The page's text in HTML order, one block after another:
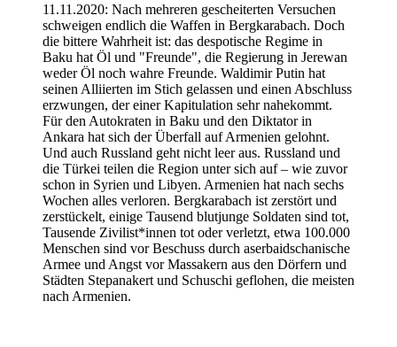
11.11.2020: Nach mehreren gescheiterten Versuchen
schweigen endlich die Waffen in Bergkarabach. Doch
die bittere Wahrheit ist: das despotische Regime in
Baku hat Öl und "Freunde", die Regierung in Jerewan
weder Öl noch wahre Freunde. Waldimir Putin hat
seinen Alliierten im Stich gelassen und einen Abschluss
erzwungen, der einer Kapitulation sehr nahekommt.
Für den Autokraten in Baku und den Diktator in
Ankara hat sich der Überfall auf Armenien gelohnt.
Und auch Russland geht nicht leer aus. Russland und
die Türkei teilen die Region unter sich auf – wie zuvor
schon in Syrien und Libyen. Armenien hat nach sechs
Wochen alles verloren. Bergkarabach ist zerstört und
zerstückelt, einige Tausend blutjunge Soldaten sind tot,
Tausende Zivilist*innen tot oder verletzt, etwa 100.000
Menschen sind vor Beschuss durch aserbaidschanische
Armee und Angst vor Massakern aus den Dörfern und
Städten Stepanakert und Schuschi geflohen, die meisten
nach Armenien.